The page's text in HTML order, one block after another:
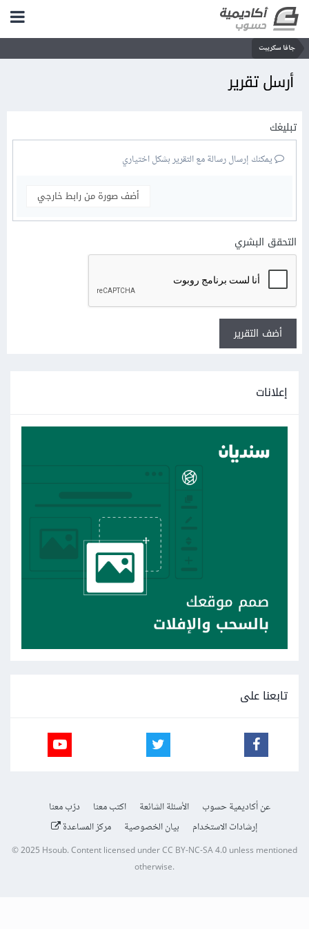
جافا سكريبت
أرسل تقرير
تبليغك
يمكنك إرسال رسالة مع التقرير بشكل اختياري
أضف صورة من رابط خارجي
التحقق البشري
أضف التقرير
إعلانات
تابعنا على
عن أكاديمية حسوب الأسئلة الشائعة اكتب معنا
درّب معنا
إرشادات الاستخدام
بيان الخصوصية مركز المساعدة
© 2025 Hsoub.Content licensed underCC BY-NC-SA 4.0unless mentioned
otherwise.